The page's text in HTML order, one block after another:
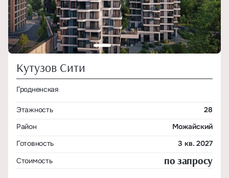
Кутузов Сити
Гродненская
Этажность
28
Район
Можайский
Готовность
3 кв. 2027
Стоимость
по запросу